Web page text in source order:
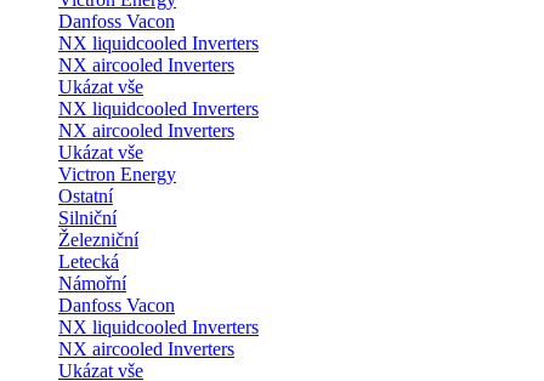
Danfoss Vacon
NX liquidcooled Inverters
NX aircooled Inverters
Ukázat vše
NX liquidcooled Inverters
NX aircooled Inverters
Ukázat vše
Victron Energy
Ostatní
Silniční
Železniční
Letecká
Námořní
Danfoss Vacon
NX liquidcooled Inverters
NX aircooled Inverters
Ukázat vše